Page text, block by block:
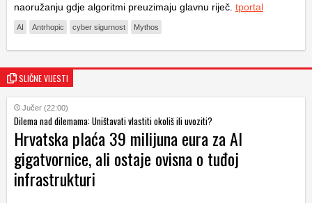
naoružanju gdje algoritmi preuzimaju glavnu riječ. tportal
AI Antrhopic cyber sigurnost Mythos
SLIČNE VIJESTI
Jučer (22:00)
Dilema nad dilemama: Uništavati vlastiti okoliš ili uvoziti?
Hrvatska plaća 39 milijuna eura za AI
gigatvornice, ali ostaje ovisna o tuđoj
infrastrukturi